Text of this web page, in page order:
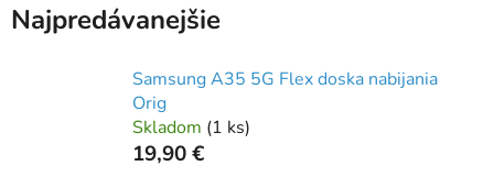
Najpredávanejšie
Samsung A35 5G Flex doska nabijania
Orig
Skladom (1 ks)
19,90 €